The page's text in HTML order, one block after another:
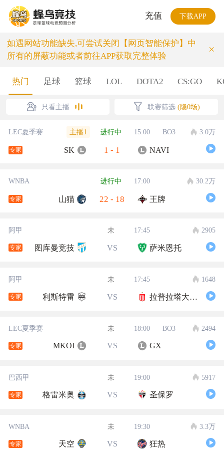
充值 下载APP
如遇网站功能缺失,可尝试关闭【网页智能保护】中
所有的屏蔽功能或者前往APP获取完整体验
×
热门 足球 篮球 LOL DOTA2 CS:GO
只看主播 联赛筛选 (隐0场)
LEC夏季赛 主播1 进行中 15:00 BO3 3.0万
专家 SK 1 - 1 NAVI
WNBA 进行中 17:00 30.2万
专家 山猫 22 - 18 王牌
阿甲 未 17:45 2905
专家 图库曼竞技 VS 萨米恩托
阿甲 未 17:45 1648
专家 利斯特雷 VS 拉普拉塔大学生
LEC夏季赛 未 18:00 BO3 2494
专家 MKOI VS GX
巴西甲 未 19:00 5917
专家 格雷米奥 VS 圣保罗
WNBA 未 19:30 3.3万
专家 天空 VS 狂热